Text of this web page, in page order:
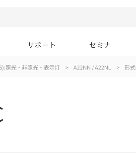
サポート セミナ
照光・非照光・表示灯 > A22NN / A22NL > 形